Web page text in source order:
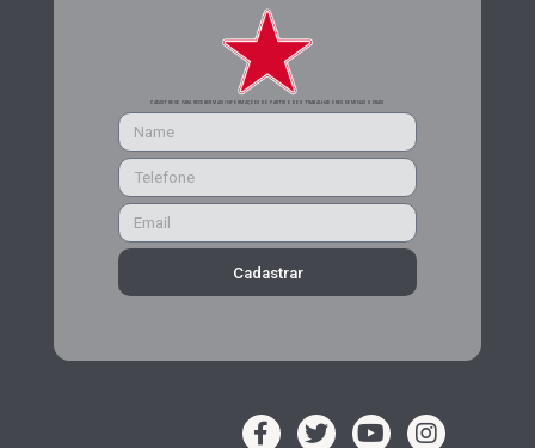
CADASTRE-SE PARA RECEBER MAIS INFORMAÇÕES DO PARTIDO DOS TRABALHADORES DE MINAS GERAIS
Cadastrar